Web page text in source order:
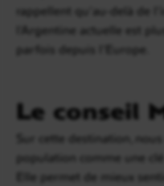
rappellent qu’au-delà de
l’Argentine actuelle est
parfois depuis l’Europe.
Le conseil
Sur cette destination,
population comme une
Elle permet de mieux